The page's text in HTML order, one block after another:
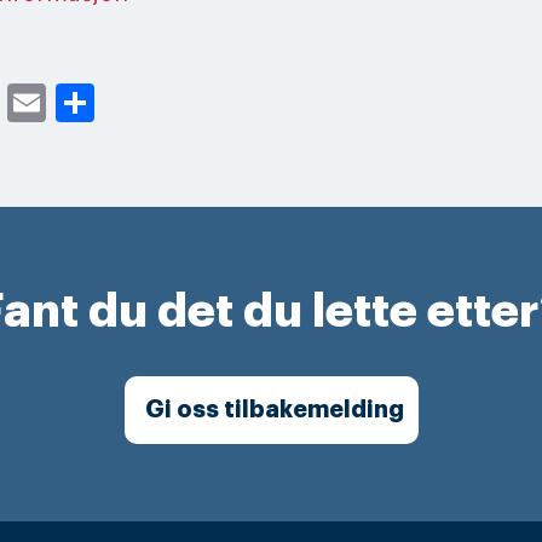
Email
du det du lette
Gi oss tilbakemelding